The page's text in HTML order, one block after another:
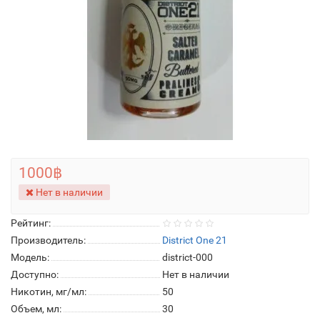
Рейтинг:
Производитель:
District One 21
Модель:
district-000
Доступно:
Нет в наличии
Никотин, мг/мл:
50
Объем, мл:
30
1000฿
Нет в наличии